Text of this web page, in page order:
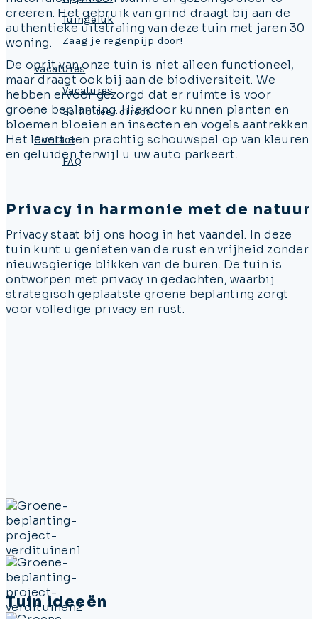
Tuingeluk
Zaag je regenpijp door!
Vacatures
Vacatures
Solliciteer direct
Contact
FAQ
creëren. Het gebruik van grind draagt bij aan de
authentieke uitstraling van deze tuin met jaren 30
woning.
De oprit van onze tuin is niet alleen functioneel,
maar draagt ook bij aan de biodiversiteit. We
hebben ervoor gezorgd dat er ruimte is voor
groene beplanting. Hierdoor kunnen planten en
bloemen bloeien en insecten en vogels aantrekken.
Het levert een prachtig schouwspel op van kleuren
en geluiden terwijl u uw auto parkeert.
Privacy in harmonie met de natuur
Privacy staat bij ons hoog in het vaandel. In deze
tuin kunt u genieten van de rust en vrijheid zonder
nieuwsgierige blikken van de buren. De tuin is
ontworpen met privacy in gedachten, waarbij
strategisch geplaatste groene beplanting zorgt
voor volledige privacy en rust.
Tuin ideeën